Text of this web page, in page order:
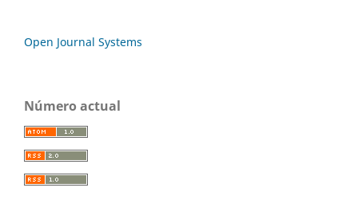
Open Journal Systems
Número actual